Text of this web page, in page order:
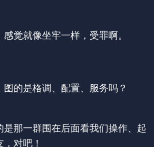
觉就像坐牢一样，受罪啊。
图的是格调、配置、服务吗？
是那一群围在后面看我们操作、起
对吧！